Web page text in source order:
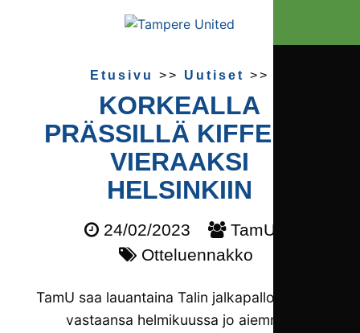
Etusivu >> Uutiset >>
KORKEALLA
PRÄSSILLÄ KIFFENIN
VIERAAKSI
HELSINKIIN
24/02/2023
TamU
Otteluennakko
TamU saa lauantaina Talin jalkapallohallissa
vastaansa helmikuussa jo aiemmin